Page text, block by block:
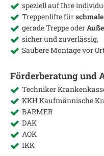
speziell auf Ihre
Treppenlifte für
gerade Treppe oder
sicher und zuverlässig,
Saubere Montage vor
Förderberatung und
Techniker
KKH Kaufmännische
BARMER
DAK
AOK
IKK